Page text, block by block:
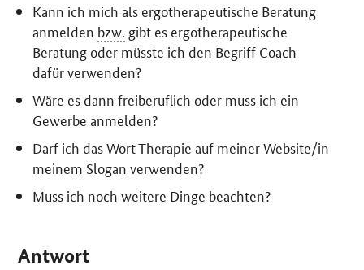
Kann ich mich als ergotherapeutische Beratung
anmelden bzw. gibt es ergotherapeutische
Beratung oder müsste ich den Begriff Coach
dafür verwenden?
Wäre es dann freiberuflich oder muss ich ein
Gewerbe anmelden?
Darf ich das Wort Therapie auf meiner Website/in
meinem Slogan verwenden?
Muss ich noch weitere Dinge beachten?
Antwort